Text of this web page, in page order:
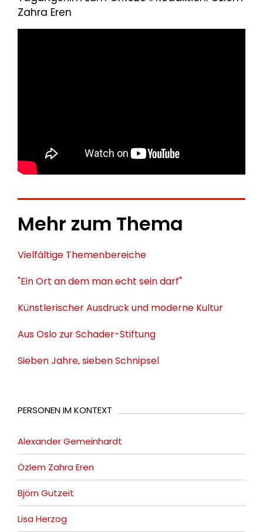
Zahra Eren
Mehr zum Thema
Vielfältige Themenbereiche
"Ein Ort an dem man echt sein darf"
Künstlerischer Ausdruck und moderne Kultur
Aus Oslo zur Schader-Stiftung
Sieben Jahre, sieben Schnipsel
PERSONEN IM KONTEXT
Alexander Gemeinhardt
Özlem Zahra Eren
Björn Gutzeit
Lisa Herzog